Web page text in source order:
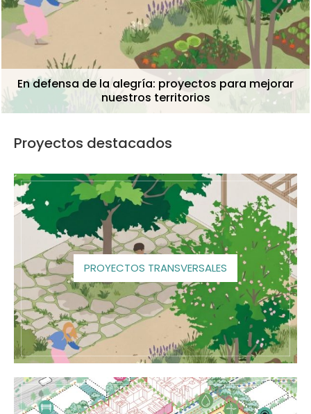
¿Cuánto turismo cabe en un territorio? Prouestas
para la coexistencia desde el urbanismo
Proyectos destacados
PROYECTOS TRANSVERSALES